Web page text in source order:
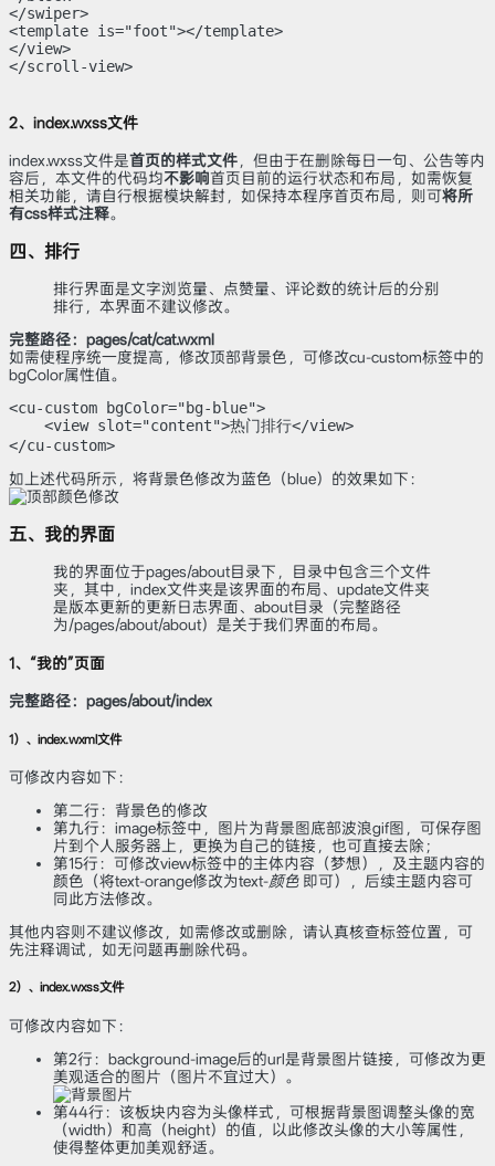
</swiper>
<template is="foot"></template>
</view>
</scroll-view>
2、index.wxss文件
index.wxss文件是首页的样式文件，但由于在删除每日一句、公告等内
容后，本文件的代码均不影响首页目前的运行状态和布局，如需恢复
相关功能，请自行根据模块解封，如保持本程序首页布局，则可将所
有css样式注释。
四、排行
排行界面是文字浏览量、点赞量、评论数的统计后的分别
排行，本界面不建议修改。
完整路径：pages/cat/cat.wxml
如需使程序统一度提高，修改顶部背景色，可修改cu-custom标签中的
bgColor属性值。
<cu-custom bgColor="bg-blue">
    <view slot="content">热门排行</view>
</cu-custom>
如上述代码所示，将背景色修改为蓝色（blue）的效果如下：
五、我的界面
我的界面位于pages/about目录下，目录中包含三个文件
夹，其中，index文件夹是该界面的布局、update文件夹
是版本更新的更新日志界面、about目录（完整路径
为/pages/about/about）是关于我们界面的布局。
1、“我的”页面
完整路径：pages/about/index
1）、index.wxml文件
可修改内容如下：
第二行：背景色的修改
第九行：image标签中，图片为背景图底部波浪gif图，可保存图
片到个人服务器上，更换为自己的链接，也可直接去除；
第15行：可修改view标签中的主体内容（梦想），及主题内容的
颜色（将text-orange修改为text-颜色 即可），后续主题内容可
同此方法修改。
其他内容则不建议修改，如需修改或删除，请认真核查标签位置，可
先注释调试，如无问题再删除代码。
2）、index.wxss文件
可修改内容如下：
第2行：background-image后的url是背景图片链接，可修改为更
美观适合的图片（图片不宜过大）。
第44行：该板块内容为头像样式，可根据背景图调整头像的宽
（width）和高（height）的值，以此修改头像的大小等属性，
使得整体更加美观舒适。